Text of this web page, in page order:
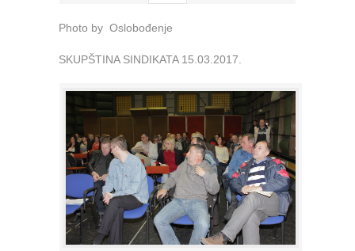
Photo by Oslobođenje
SKUPŠTINA SINDIKATA 15.03.2017.